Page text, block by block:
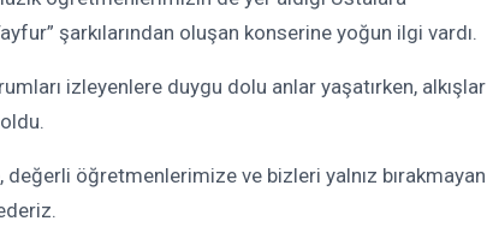
şarkılarından oluşan konserine yoğun ilgi vardı.
izleyenlere duygu dolu anlar yaşatırken, alkışlar
öğretmenlerimize ve bizleri yalnız bırakmayan